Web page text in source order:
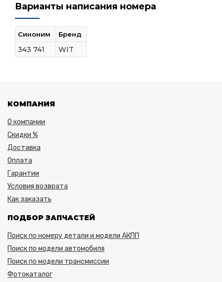
Варианты написания номера
Синоним Бренд
343 741 WIT
КОМПАНИЯ
О компании
Скидки %
Доставка
Оплата
Гарантии
Условия возврата
Как заказать
ПОДБОР ЗАПЧАСТЕЙ
Поиск по номеру детали и модели АКПП
Поиск по модели автомобиля
Поиск по модели трансмиссии
Фотокаталог